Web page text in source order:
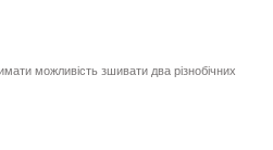
можливість зшивати два різнобічних